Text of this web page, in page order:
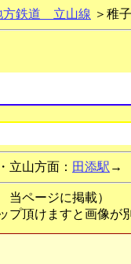
方鉄道 立山線 ＞稚
立山方面： 田添駅 →
当ページに掲載）
頂けますと画像が